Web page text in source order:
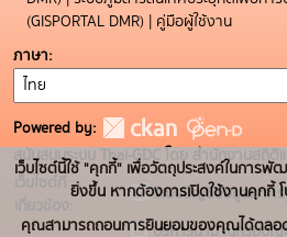
(GISPORTAL DMR) | คู่มือผู้ใช้งาน
ภาษา
Powered by:
สนับสนุนระบบ Thai-GDC โดย สำนักงานสถิติ
เว็บไซต์ที่
เกี่ยวข้อง:
ระบบบัญชีข้อมูลภาค
บริการนามานุกรมบั
เว็บไซต์นี้ใช้ "คุกกี้" เพื่อวัตถุประสงค์ในการพั
ยิ่งขึ้น หากต้องการเปิดใช้งานคุกกี้
คุณสามารถถอนการยินยอมของคุณได้ตลอ